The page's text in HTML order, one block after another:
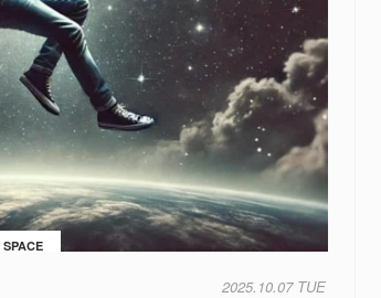
SPACE
2025.10.07 TUE